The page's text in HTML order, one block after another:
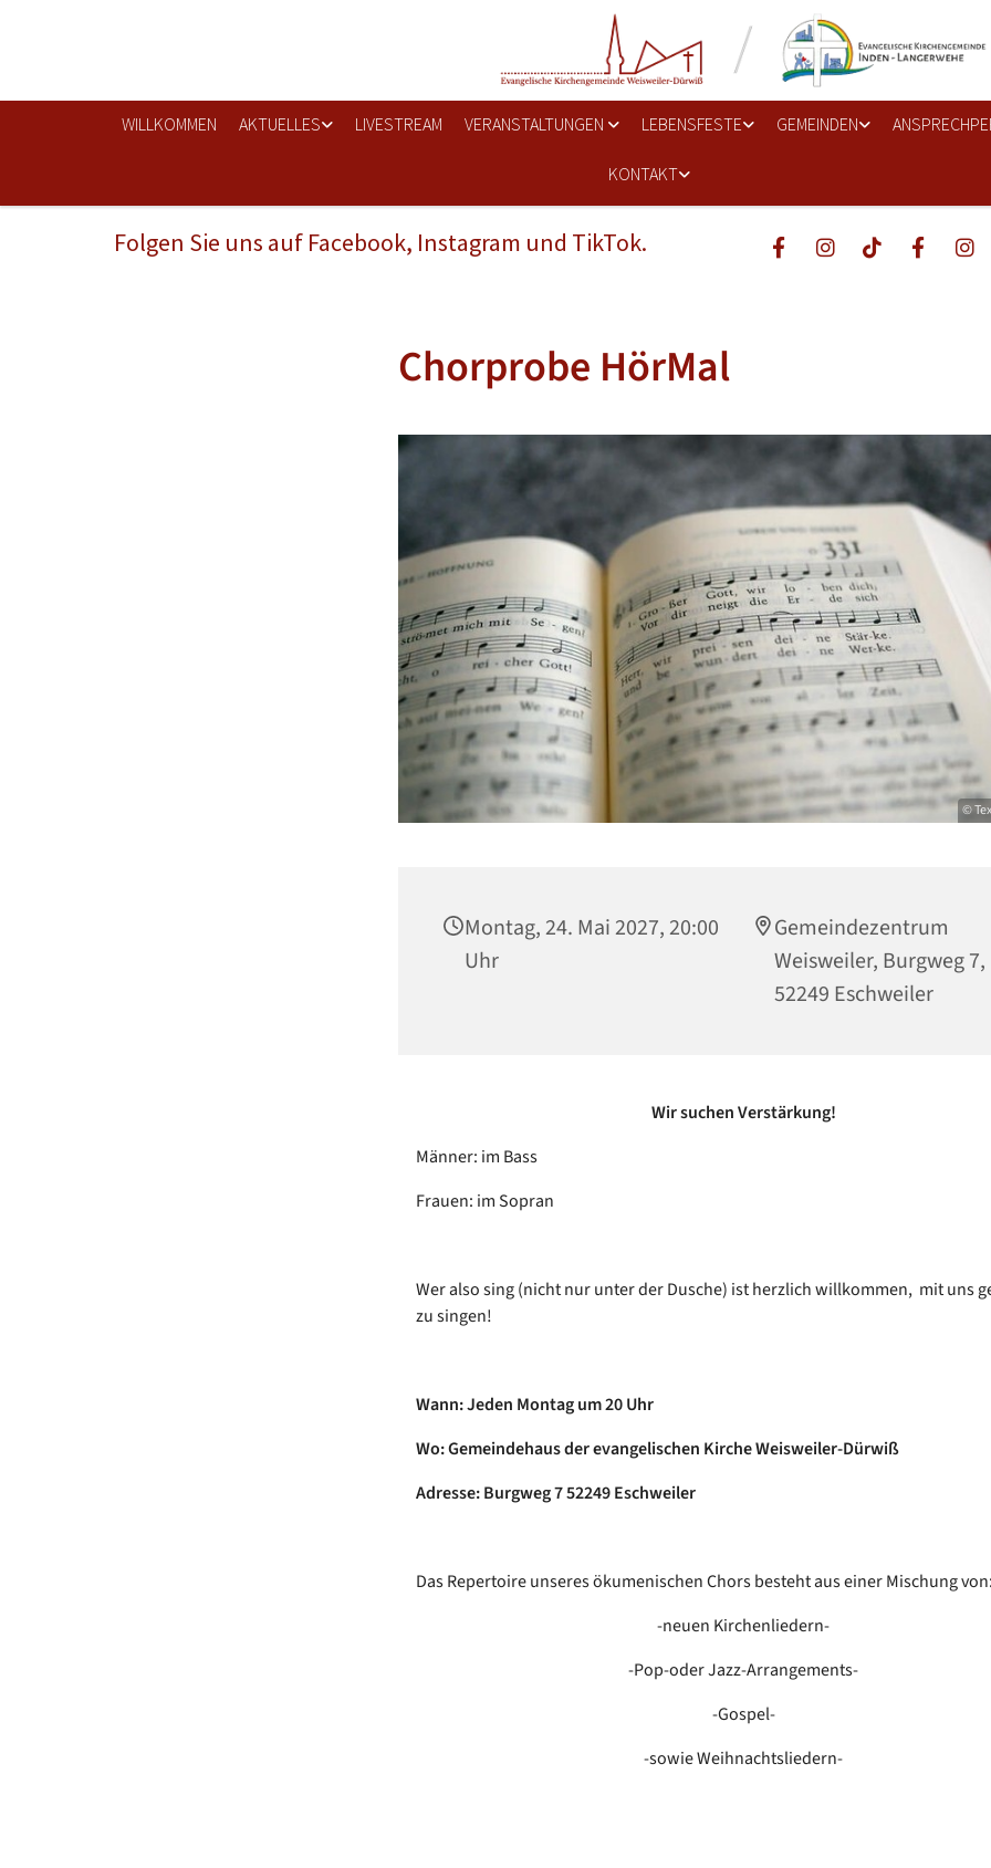
WILLKOMMEN AKTUELLES LIVESTREAM VERANSTALTUNGEN LEBENSFESTE GEMEINDEN
KONTAKT
Folgen Sie uns auf Facebook, Instagram und TikTok.
Chorprobe HörMal
©
Montag, 24. Mai 2027, 20:00
Uhr
Gemeindezentrum
Weisweiler, Burgweg 7,
52249 Eschweiler
Wir suchen Verstärkung!
Männer: im Bass
Frauen: im Sopran
Wer also sing (nicht nur unter der Dusche) ist herzlich willkommen, mit uns
zu singen!
Wann: Jeden Montag um 20 Uhr
Wo: Gemeindehaus der evangelischen Kirche Weisweiler-Dürwiß
Adresse: Burgweg 7 52249 Eschweiler
Das Repertoire unseres ökumenischen Chors besteht aus einer Mischung von:
-neuen Kirchenliedern-
-Pop-oder Jazz-Arrangements-
-Gospel-
-sowie Weihnachtsliedern-